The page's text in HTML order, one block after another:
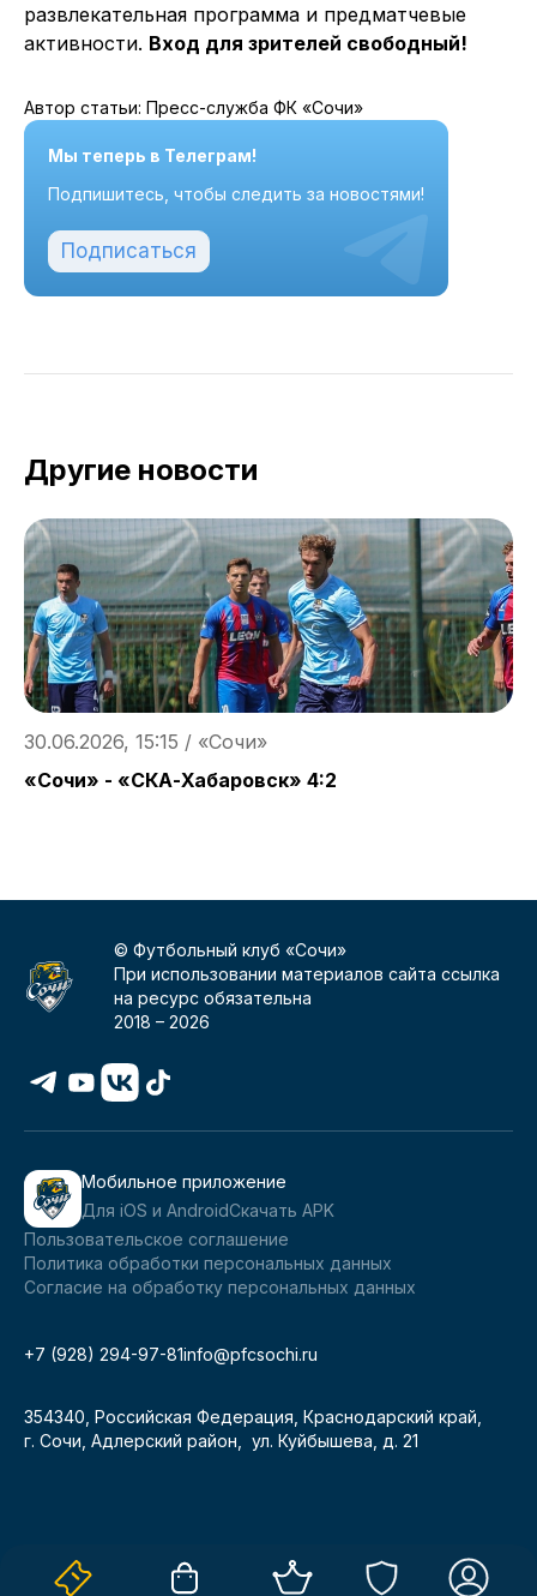
развлекательная программа и предматчевые
активности. Вход для зрителей свободный!
Автор статьи: Пресс-служба ФК «Сочи»
Мы теперь в Телеграм!
Подпишитесь, чтобы следить за новостями!
Подписаться
Другие новости
30.06.2026, 15:15 / «Сочи»
«Сочи» - «СКА-Хабаровск» 4:2
© Футбольный клуб «Сочи»
При использовании материалов сайта ссылка
на ресурс обязательна
2018 –2026
Мобильное приложение
Для iOS и AndroidСкачать APK
Пользовательское соглашение
Политика обработки персональных данных
Согласие на обработку персональных данных
+7 (928) 294-97-81info@pfcsochi.ru
354340, Российская Федерация, Краснодарский край,
г. Сочи, Адлерский район, ул. Куйбышева, д. 21